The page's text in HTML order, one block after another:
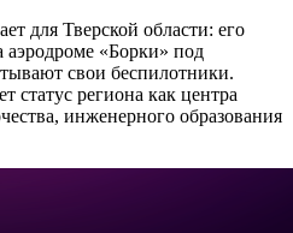
для Тверской области: его
«Борки» под
свои беспилотники.
статус региона как центра
инженерного образования